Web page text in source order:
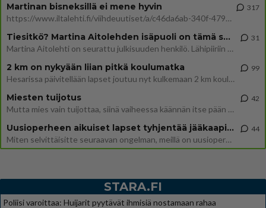
Martinan bisneksillä ei mene hyvin
https://www.iltalehti.fi/viihdeuutiset/a/c46da6ab-340f-4790-aaa7-0865eed2336 Yrityksen konkurssihakemus on tullut kärä
317
Tiesitkö? Martina Aitolehden isäpuoli on tämä suosittu laulaja
Martina Aitolehti on seurattu julkisuuden henkilö. Lähipiiriin mahtuu muitakin tunnettuja henkilöitä. Tiesitkö, että Ma
31
2 km on nykyään liian pitkä koulumatka
Hesarissa päivitellään lapset joutuu nyt kulkemaan 2 km kouluun jösses. Ruostefillarilla tuo matka menee vaikka miten äk
99
Miesten tuijotus
Mutta mies vain tuijottaa, siinä vaiheessa käännän itse pään pois. Mikä juttu? Yleensä jos joku tuijottaa tai katsoo, hä
42
Uusioperheen aikuiset lapset tyhjentää jääkaapin käydessään
Miten selvittäisitte seuraavan ongelman, meillä on uusioperhe, minulla teini-ikäiset lapset ja puolisolla aikuiset, jotk
44
STARA.FI
Poliisi varoittaa: Huijarit pyytävät ihmisiä nostamaan rahaa